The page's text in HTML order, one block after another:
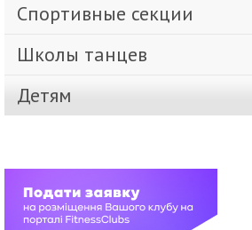
Спортивные секции
Школы танцев
Детям